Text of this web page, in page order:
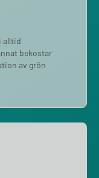
alltid
bekostar
av grön